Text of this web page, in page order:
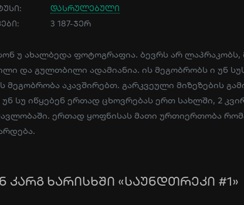
დასრულებული
3 187-ჯერ
უ ახალბედა ფოტოგრაფია. ბევრს არ ლაპრაკობს,
და გულთბილი ადამიანია. ის მეგობრობს ი უნ
მეგობრობა აკავშირებთ. გარკვეული მიზეზების
უნ სუ იწყებენ ერთად ცხოვრებას ერთ სახლში, 2
ერთად ყოფნისას მათი ურთიერთობა
კარგ ხარისხში «საუნდთრეკი #1»